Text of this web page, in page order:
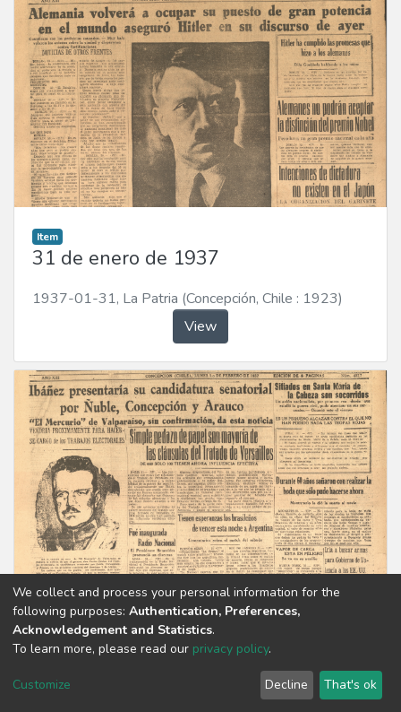
Item
31 de enero de 1937
1937-01-31, La Patria (Concepción, Chile : 1923)
View
Item
1 de febrero de 1937
1937-02-01
La Patria (Concepción, Chile : 1923)
We collect and process your personal information for the
following purposes: Authentication, Preferences,
Acknowledgement and Statistics.
To learn more, please read our privacy policy.
Customize Decline That's ok